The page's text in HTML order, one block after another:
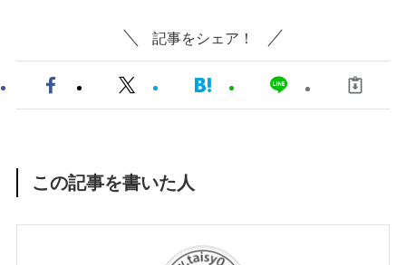
記事をシェア！
この記事を書いた人